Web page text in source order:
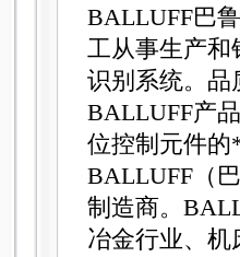
BALLUFF巴
工从事生产和
识别系统。
BALLUFF产
位控制元件的
BALLUFF（
制造商。
冶金行业、机